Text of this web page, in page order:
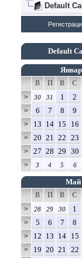
Default
Default
В П В С
>
30 31 1 2
> 6 7 8 9
> 13 14 15 16
> 20 21 22 23
> 27 28 29 30
> 3 4 5 6
Май
В П В С
>
28 29 30 1
> 5 6 7 8
> 12 13 14 15
> 19 20 21 22